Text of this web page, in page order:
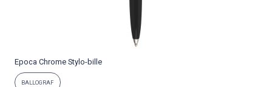
Epoca Chrome Stylo-bille
BALLOGRAF